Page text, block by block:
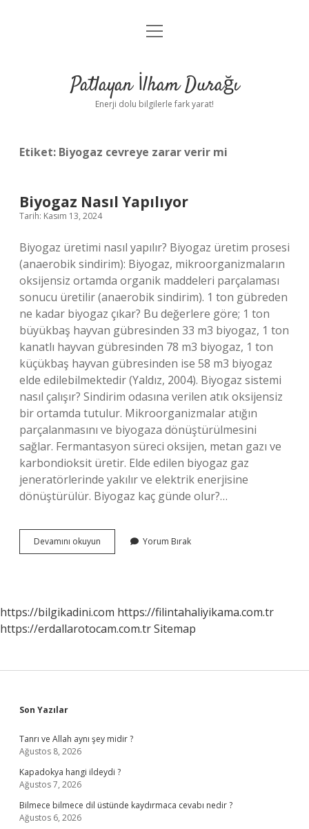
Anasayfa
Yasal Uyarı
menüyü
Patlayan İlham Durağı
Enerji dolu bilgilerle fark yarat!
Etiket: Biyogaz cevreye zarar verir mi
Biyogaz Nasıl Yapılıyor
Tarih: Kasım 13, 2024
Biyogaz üretimi nasıl yapılır? Biyogaz üretim prosesi
(anaerobik sindirim): Biyogaz, mikroorganizmaların
oksijensiz ortamda organik maddeleri parçalaması
sonucu üretilir (anaerobik sindirim). 1 ton gübreden
ne kadar biyogaz çıkar? Bu değerlere göre; 1 ton
büyükbaş hayvan gübresinden 33 m3 biyogaz, 1 ton
kanatlı hayvan gübresinden 78 m3 biyogaz, 1 ton
küçükbaş hayvan gübresinden ise 58 m3 biyogaz
elde edilebilmektedir (Yaldız, 2004). Biyogaz sistemi
nasıl çalışır? Sindirim odasına verilen atık oksijensiz
bir ortamda tutulur. Mikroorganizmalar atığın
parçalanmasını ve biyogaza dönüştürülmesini
sağlar. Fermantasyon süreci oksijen, metan gazı ve
karbondioksit üretir. Elde edilen biyogaz gaz
jeneratörlerinde yakılır ve elektrik enerjisine
dönüştürülür. Biyogaz kaç günde olur?…
Devamını okuyun Biyogaz
Nasıl
Yorum Bırak
https://bilgikadini.com https://filintahaliyikama.com.tr
https://erdallarotocam.com.trSitemap
Sidebar
Son Yazılar
Tanrı ve Allah aynı şey midir ?
Ağustos 8, 2026
Kapadokya hangi ildeydi ?
Ağustos 7, 2026
Bilmece bilmece dil üstünde kaydırmaca cevabı nedir ?
Ağustos 6, 2026